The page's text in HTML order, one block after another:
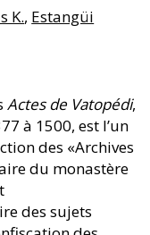
K., Estangüi
Actes de Vatopédi,
à 1500, est l’un
des «Archives
du monastère
des sujets